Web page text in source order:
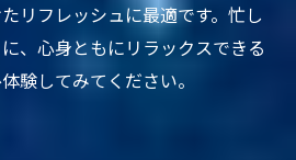
リフレッシュに最適です。忙し
、心身ともにリラックスできる
験してみてください。